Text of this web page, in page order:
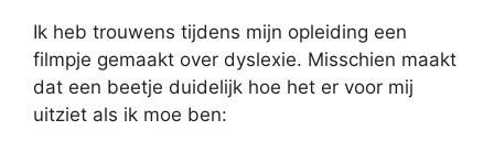
Ik heb trouwens tijdens mijn opleiding een
filmpje gemaakt over dyslexie. Misschien maakt
dat een beetje duidelijk hoe het er voor mij
uitziet als ik moe ben: